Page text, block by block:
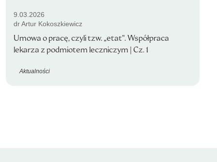
9.03.2026
dr Artur Kokoszkiewicz
Umowa o pracę, czyli tzw. „etat”. Współpraca
lekarza z podmiotem leczniczym | Cz. 1
Aktualności